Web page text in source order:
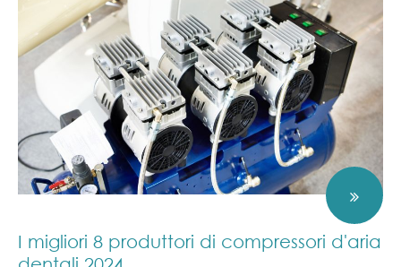
I migliori 8 produttori di compressori d'aria